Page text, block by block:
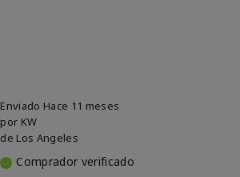
Enviado Hace 11 meses
por KW
de Los Angeles
Comprador verificado